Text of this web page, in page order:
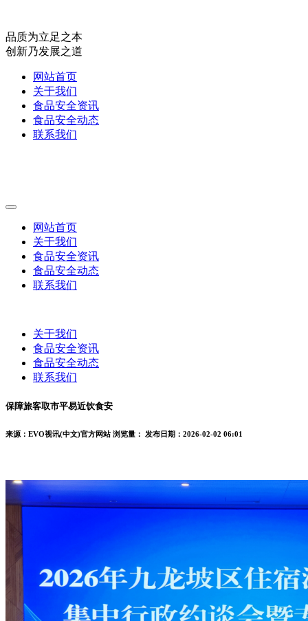
品质为立足之本
创新乃发展之道
网站首页
关于我们
食品安全资讯
食品安全动态
联系我们
网站首页
关于我们
食品安全资讯
食品安全动态
联系我们
关于我们
食品安全资讯
食品安全动态
联系我们
保障旅客取市平易近饮食安
来源：EVO视讯(中文)官方网站 浏览量： 发布日期：2026-02-02 06:01